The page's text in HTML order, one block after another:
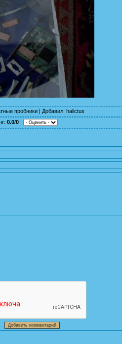
пробники | Добавил: halictus
: 0.0/0 |